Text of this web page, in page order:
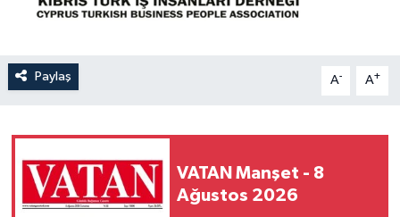
Paylaş A- A+
VATAN Manşet - 8
Ağustos 2026